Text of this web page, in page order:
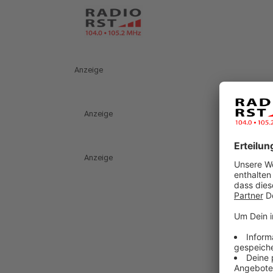
Anzeige
Anzeige
Anzeige